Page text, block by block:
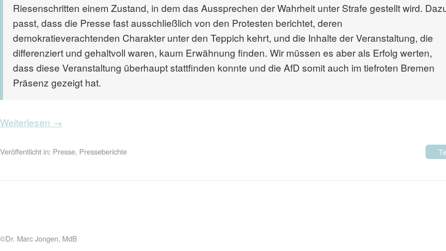
Riesenschritten einem Zustand, in dem das Aussprechen der Wahrheit unter Strafe gestellt wird.
passt, dass die Presse fast ausschließlich von den Protesten berichtet, deren
demokratieverachtenden Charakter unter den Teppich kehrt, und die Inhalte der Veranstaltung, die
differenziert und gehaltvoll waren, kaum Erwähnung finden. Wir müssen es aber als Erfolg werten,
dass diese Veranstaltung überhaupt stattfinden konnte und die AfD somit auch im tiefroten Bremen
Präsenz gezeigt hat.
Weiterlesen →
Veröffentlicht in: Presse, Presseberichte
©Dr. Marc Jongen, MdB